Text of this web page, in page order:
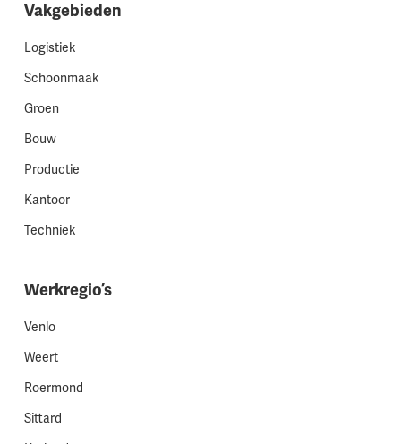
Vakgebieden
Logistiek
Schoonmaak
Groen
Bouw
Productie
Kantoor
Techniek
Werkregio’s
Venlo
Weert
Roermond
Sittard